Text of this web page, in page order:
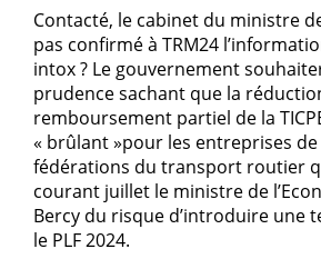
Contacté, le cabinet du ministre de
pas confirmé à TRM24
intox ? Le gouvernement
prudence sachant que la
remboursement partiel de la
« brûlant »pour les entreprises
fédérations du transport routier
courant juillet le ministre de
Bercy du risque d’introduire une
le PLF 2024.